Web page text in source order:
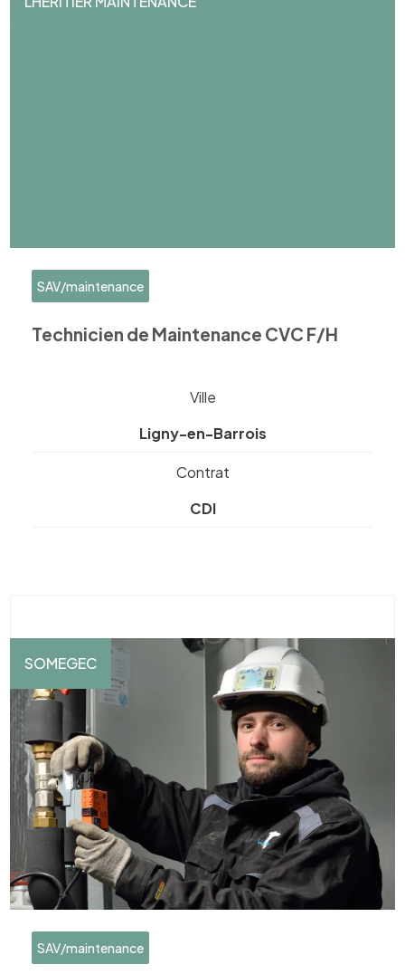
SAV/maintenance
Technicien de Maintenance CVC F/H
Ville
Ligny-en-Barrois
Contrat
CDI
SOMEGEC
SAV/maintenance